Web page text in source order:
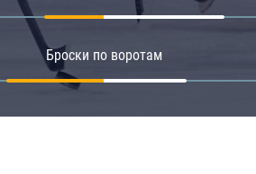
Броски по воротам